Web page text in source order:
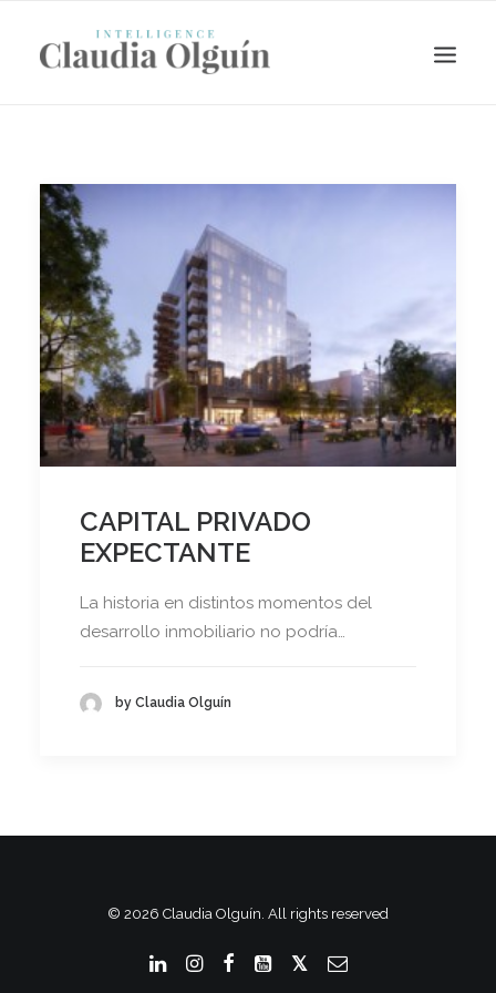
Search
CAPITAL PRIVADO
EXPECTANTE
La historia en distintos momentos del
desarrollo inmobiliario no podría…
by Claudia Olguín
© 2026 Claudia Olguín. All rights reserved